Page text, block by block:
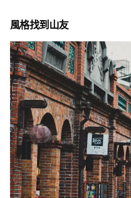
風格找到山友